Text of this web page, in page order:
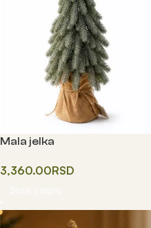
Mala jelka
3,360.00RSD